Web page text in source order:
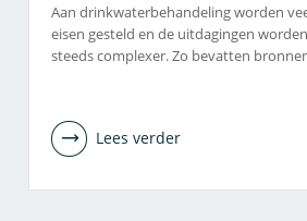
Aan drinkwaterbehandeling worden
eisen gesteld en de uitdagingen worden
steeds complexer. Zo bevatten
Lees verder